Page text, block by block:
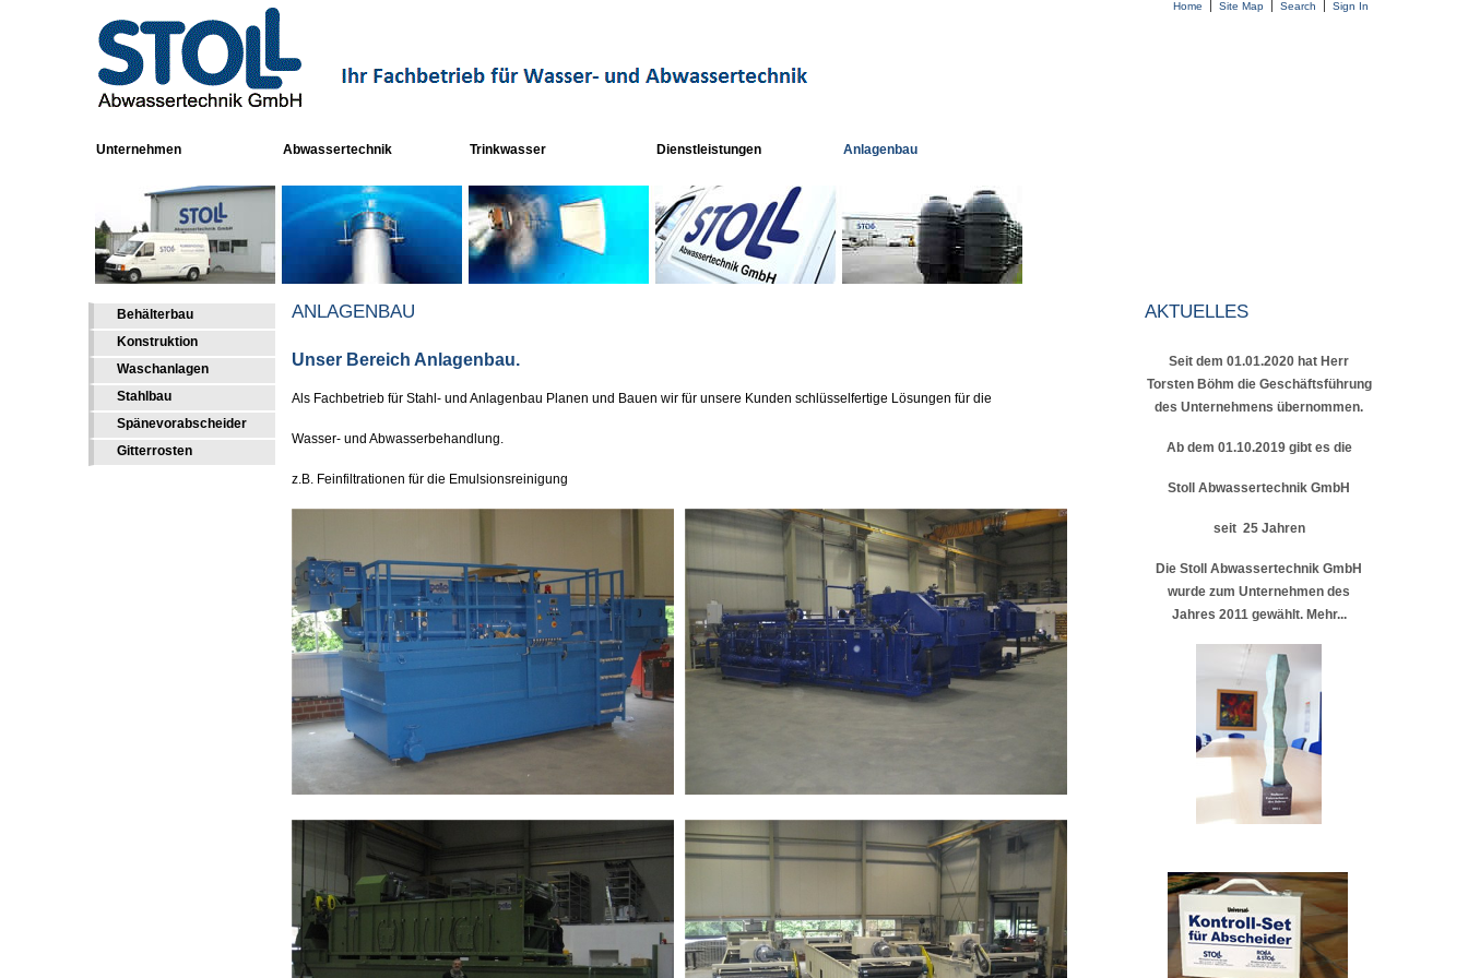
Home Site Map Search Sign In
Unternehmen Abwassertechnik Trinkwasser Dienstleistungen Anlagenbau
Behälterbau
Konstruktion
Waschanlagen
Stahlbau
Spänevorabscheider
Gitterrosten
ANLAGENBAU
Unser Bereich Anlagenbau.
Als Fachbetrieb für Stahl- und Anlagenbau Planen und Bauen wir für unsere Kunden schlüsselfertige Lösungen für die
Wasser- und Abwasserbehandlung.
z.B. Feinfiltrationen für die Emulsionsreinigung
AKTUELLES
Seit dem 01.01.2020 hat Herr
Torsten Böhm die Geschäftsführung
des Unternehmens übernommen.
Ab dem 01.10.2019 gibt es die
Stoll Abwassertechnik GmbH
seit 25 Jahren
Die Stoll Abwassertechnik GmbH
wurde zum Unternehmen des
Jahres 2011 gewählt. Mehr...